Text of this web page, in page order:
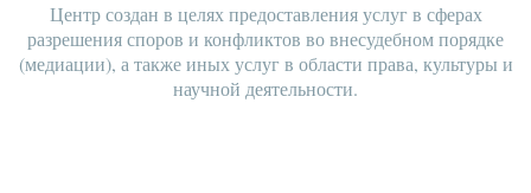
Центр создан в целях предоставления услуг в сферах
разрешения споров и конфликтов во внесудебном порядке
(медиации), а также иных услуг в области права, культуры и
научной деятельности.